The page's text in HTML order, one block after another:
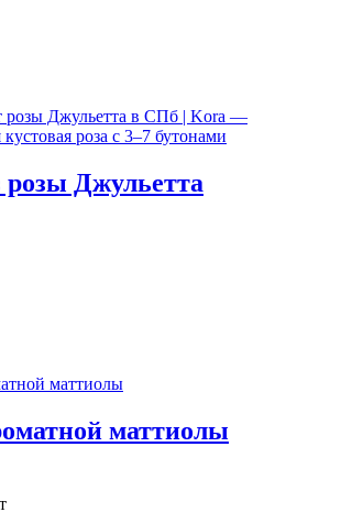
Джульетта
маттиолы